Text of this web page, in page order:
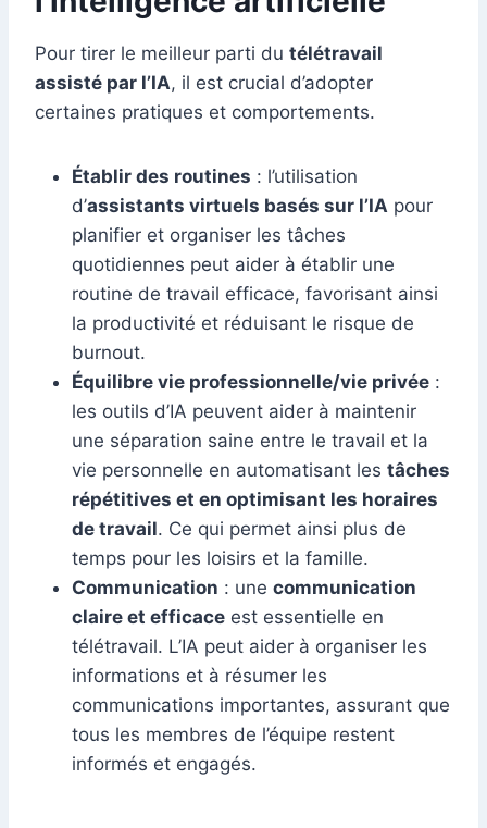
Pour tirer le meilleur parti du télétravail
assisté par l’IA, il est crucial d’adopter
certaines pratiques et comportements.
Établir des routines : l’utilisation
d’assistants virtuels basés sur l’IA pour
planifier et organiser les tâches
quotidiennes peut aider à établir une
routine de travail efficace, favorisant ainsi
la productivité et réduisant le risque de
burnout.
Équilibre vie professionnelle/vie privée :
les outils d’IA peuvent aider à maintenir
une séparation saine entre le travail et la
vie personnelle en automatisant les tâches
répétitives et en optimisant les horaires
de travail. Ce qui permet ainsi plus de
temps pour les loisirs et la famille.
Communication : une communication
claire et efficace est essentielle en
télétravail. L’IA peut aider à organiser les
informations et à résumer les
communications importantes, assurant que
tous les membres de l’équipe restent
informés et engagés.